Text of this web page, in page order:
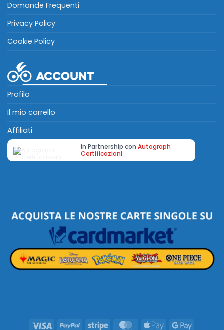
Domande Frequenti
Privacy Policy
Cookie Policy
Profilo
Il mio carrello
Affiliati
In Partnership con Autograph
Certificazioni
Visa PayPal Stripe MasterCard
Apple
Google